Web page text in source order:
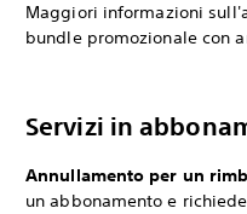
Maggiori informazioni
bundle promozionale con
Servizi in
Annullamento per un
un abbonamento e